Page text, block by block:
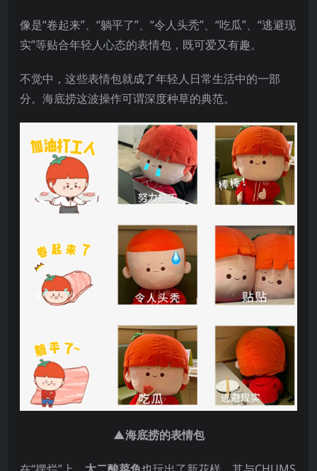
像是“卷起来”、“躺平了”、“令人头秃”、“吃瓜”、“逃避现
实”等贴合年轻人心态的表情包，既可爱又有趣。
不觉中，这些表情包就成了年轻人日常生活中的一部
分。海底捞这波操作可谓深度种草的典范。
▲海底捞的表情包